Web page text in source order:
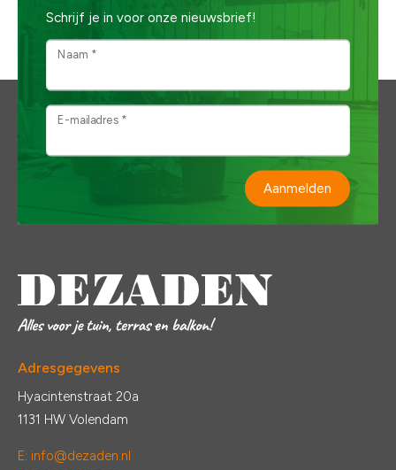
Schrijf je in voor onze nieuwsbrief!
Naam *
E-mailadres *
Aanmelden
Adresgegevens
Hyacintenstraat 20a
1131 HW Volendam
E: info@dezaden.nl